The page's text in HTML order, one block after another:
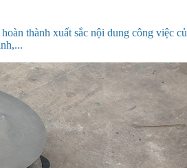
thành xuất sắc nội dung công việc